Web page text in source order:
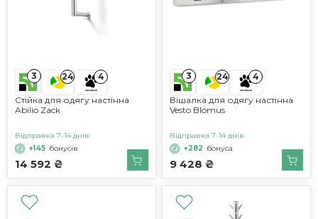
3 24 4
Стійка для одягу настінна
Abilio Zack
14 592 ₴
Відправка 7-14 днів
+145 бонусів
3 24 4
Вішалка для одягу настінна
Vesto Blomus
9 428 ₴
Відправка 7-14 днів
+282 бонуса